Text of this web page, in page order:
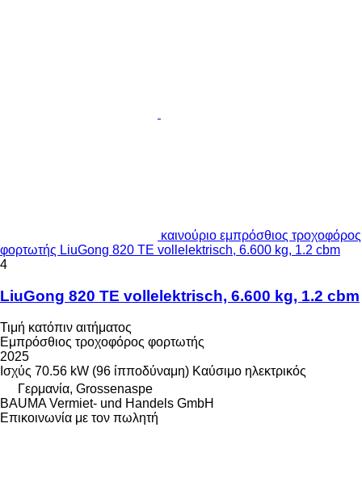
καινούριο εμπρόσθιος τροχοφόρος
φορτωτής LiuGong 820 TE vollelektrisch, 6.600 kg, 1.2 cbm
4
LiuGong 820 TE vollelektrisch, 6.600 kg, 1.2 cbm
Τιμή κατόπιν αιτήματος
Εμπρόσθιος τροχοφόρος φορτωτής
2025
Ισχύς 70.56 kW (96 ίπποδύναμη) Καύσιμο ηλεκτρικός
Γερμανία, Grossenaspe
BAUMA Vermiet- und Handels GmbH
Επικοινωνία με τον πωλητή